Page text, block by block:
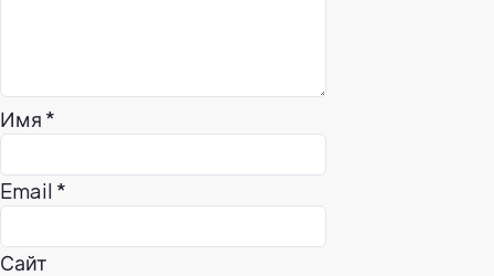
Имя *
Email *
Сайт